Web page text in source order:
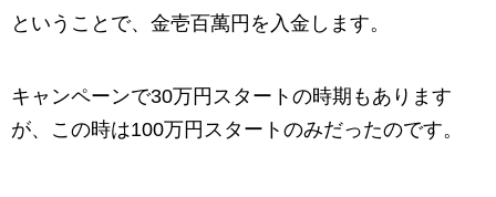
ということで、金壱百萬円を入金します。
キャンペーンで30万円スタートの時期もあります
が、この時は100万円スタートのみだったのです。